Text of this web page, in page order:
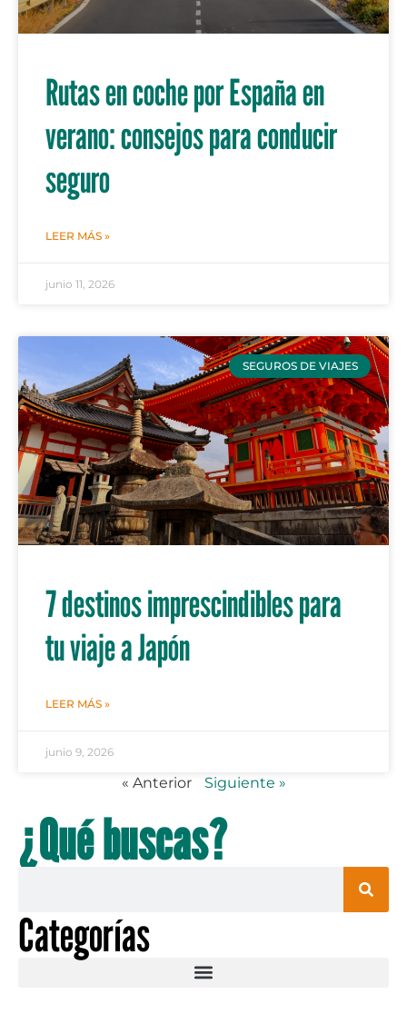
Rutas en coche por España en
verano: consejos para conducir
seguro
LEER MÁS »
junio 11, 2026
SEGUROS DE VIAJES
7 destinos imprescindibles para
tu viaje a Japón
LEER MÁS »
junio 9, 2026
« Anterior Siguiente »
¿Qué buscas?
Categorías